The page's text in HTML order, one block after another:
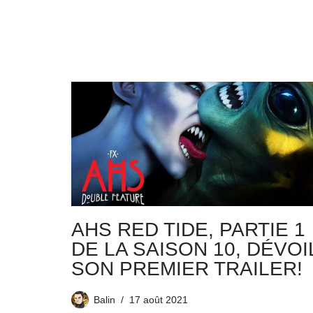
AHS RED TIDE, PARTIE 1
DE LA SAISON 10,
SON PREMIER TRAILER!
Balin 17 août 2021